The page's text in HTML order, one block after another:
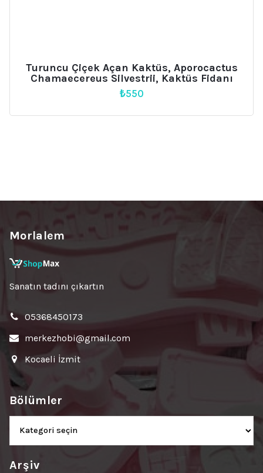
Turuncu Çiçek Açan Kaktüs, Aporocactus
Chamaecereus Silvestrii, Kaktüs Fidanı
₺550
Morlalem
Sanatın tadını çıkartın
05368450173
merkezhobi@gmail.com
Kocaeli İzmit
Bölümler
Bölümler
Arşiv